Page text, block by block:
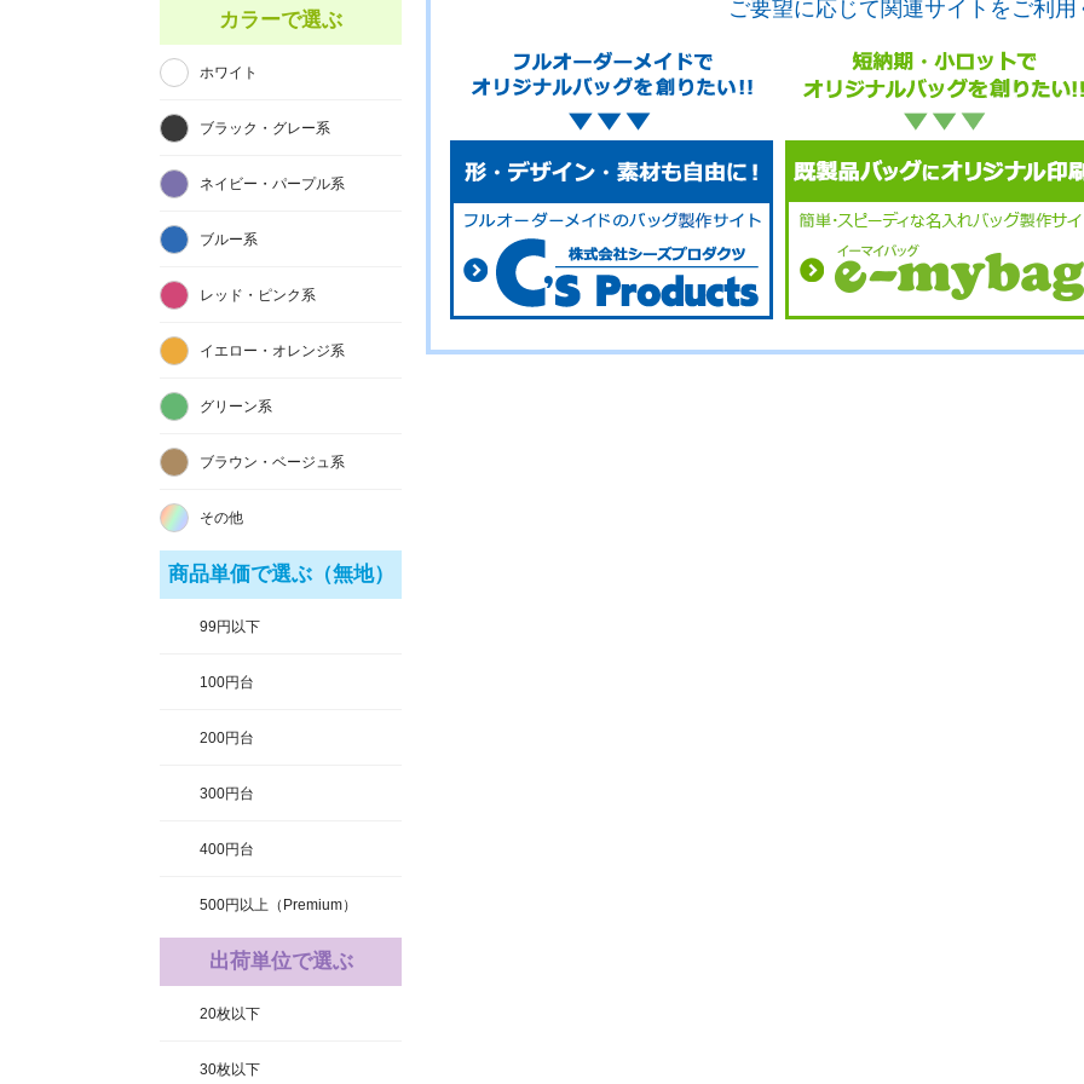
ご要望に応じて関連サイトをご利用
カラーで選ぶ
ホワイト
ブラック・グレー系
ネイビー・パープル系
ブルー系
レッド・ピンク系
イエロー・オレンジ系
グリーン系
ブラウン・ベージュ系
その他
商品単価で選ぶ（無地）
99円以下
100円台
200円台
300円台
400円台
500円以上（Premium）
出荷単位で選ぶ
20枚以下
30枚以下